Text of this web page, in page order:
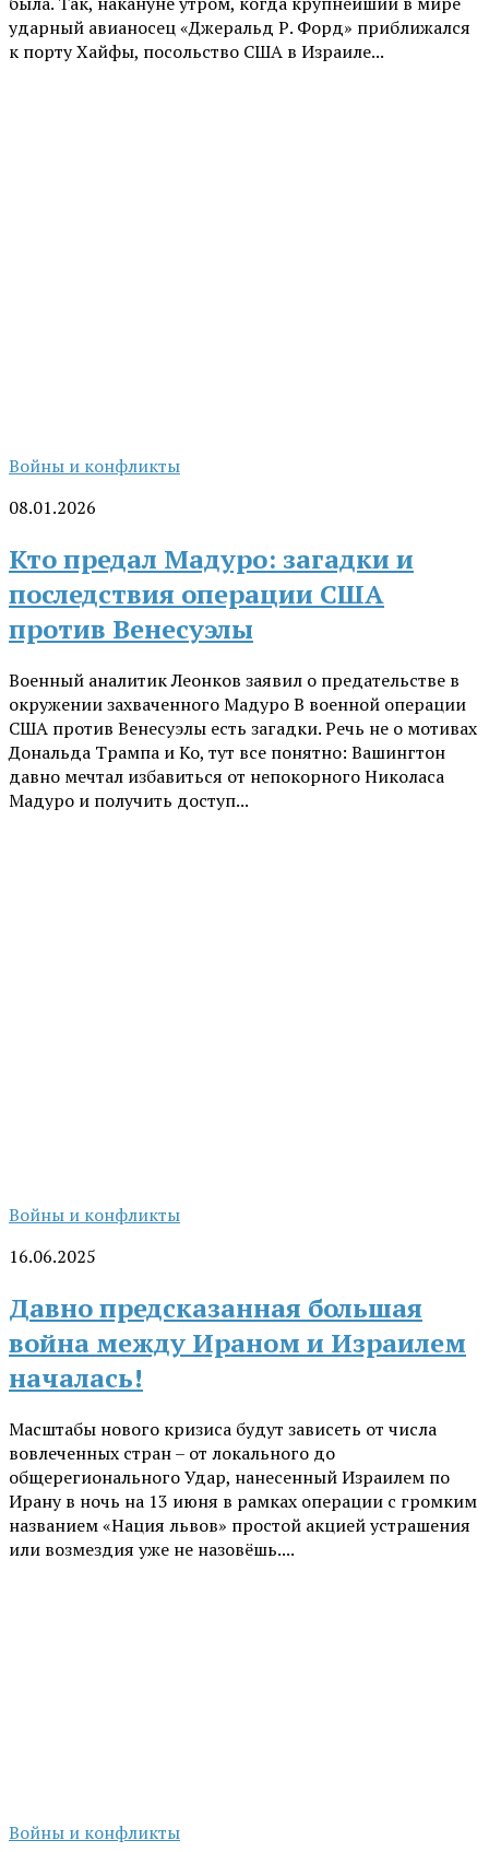
ударный авианосец «Джеральд Р. Форд» приближался
к порту Хайфы, посольство США в Израиле...
Войны и конфликты
08.01.2026
Кто предал Мадуро: загадки и
последствия операции США
против Венесуэлы
Военный аналитик Леонков заявил о предательстве в
окружении захваченного Мадуро В военной операции
США против Венесуэлы есть загадки. Речь не о мотивах
Дональда Трампа и Ко, тут все понятно: Вашингтон
давно мечтал избавиться от непокорного Николаса
Мадуро и получить доступ...
Войны и конфликты
16.06.2025
Давно предсказанная большая
война между Ираном и Израилем
началась!
Масштабы нового кризиса будут зависеть от числа
вовлеченных стран – от локального до
общерегионального Удар, нанесенный Израилем по
Ирану в ночь на 13 июня в рамках операции с громким
названием «Нация львов» простой акцией устрашения
или возмездия уже не назовёшь....
Войны и конфликты